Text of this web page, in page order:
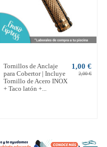
Tornillos de Anclaje
para Cobertor | Incluye
Tornillo de Acero INOX
+ Taco latón +...
1,00 €
2,00 €